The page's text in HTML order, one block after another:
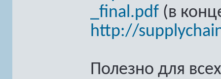
_final.pdf (в
http://
Полезно для